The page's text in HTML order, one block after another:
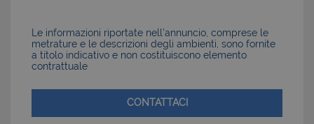
Le informazioni riportate nell’annuncio, comprese le
metrature e le descrizioni degli ambienti, sono fornite
a titolo indicativo e non costituiscono elemento
contrattuale
CONTATTACI